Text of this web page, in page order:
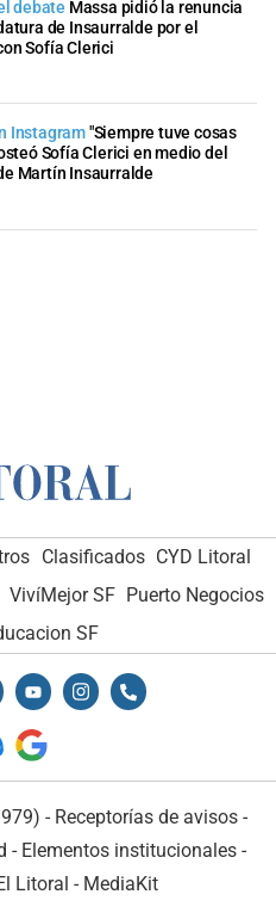
debate Massa pidió la renuncia
de Insaurralde por el
Sofía Clerici
Instagram"Siempre tuve cosas
Sofía Clerici en medio del
Martín Insaurralde
Clasificados CYD Litoral
VivíMejor SF Puerto Negocios
SF
- Receptorías de avisos -
- Elementos institucionales -
Litoral - MediaKit